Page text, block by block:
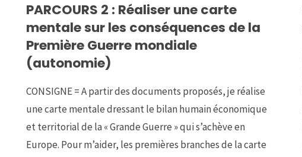
PARCOURS 2 : Réaliser une carte
mentale sur les conséquences de la
Première Guerre mondiale
(autonomie)
CONSIGNE = A partir des documents proposés, je réalise
une carte mentale dressant le bilan humain économique
et territorial de la « Grande Guerre » qui s’achève en
Europe. Pour m’aider, les premières branches de la carte